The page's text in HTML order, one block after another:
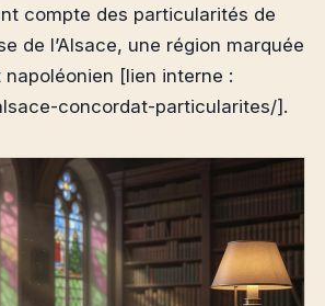
compte des particularités de
de l’Alsace, une région marquée
[lien interne :
concordat-particularites/].